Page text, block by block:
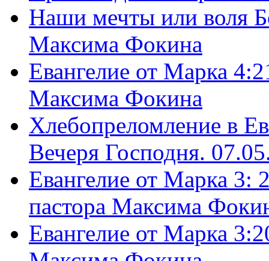
Наши мечты или воля
Максима Фокина
Евангелие от Марка
Максима Фокина
Хлебопреломление в
Вечеря Господня.
Евангелие от Марка 3:
пастора Максима
Евангелие от Марка